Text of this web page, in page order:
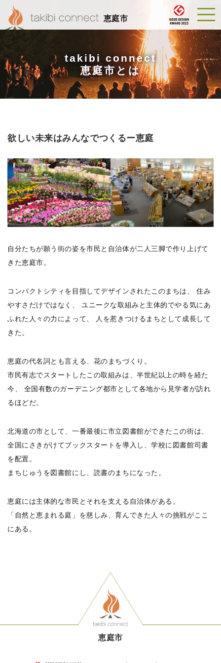
恵庭市
takibi connect
恵庭市とは
欲しい未来はみんなでつくるー恵庭
自分たちが願う街の姿を市民と自治体が二人三脚で作り上げて
きた恵庭市。
コンパクトシティを目指してデザインされたこのまちは、
住み
やすさだけではなく、
ユニークな取組みと主体的でやる気にあ
ふれた人々の力によって、
人を惹きつけるまちとして成長して
きた。
恵庭の代名詞とも言える、花のまちづくり。
市民有志でスタートしたこの取組みは、半世紀以上の時を経た
今、
全国有数のガーデニング都市として各地から見学者が訪れ
るほどだ。
北海道の市として、一番最後に市立図書館ができたこの街は、
全国にさきがけてブックスタートを導入し、学校に図書館司書
を配置。
まちじゅうを図書館にし、読書のまちになった。
恵庭には主体的な市民とそれを支える自治体がある。
「自然と恵まれる庭」を慈しみ、育んできた人々の挑戦がここ
にある。
恵庭市